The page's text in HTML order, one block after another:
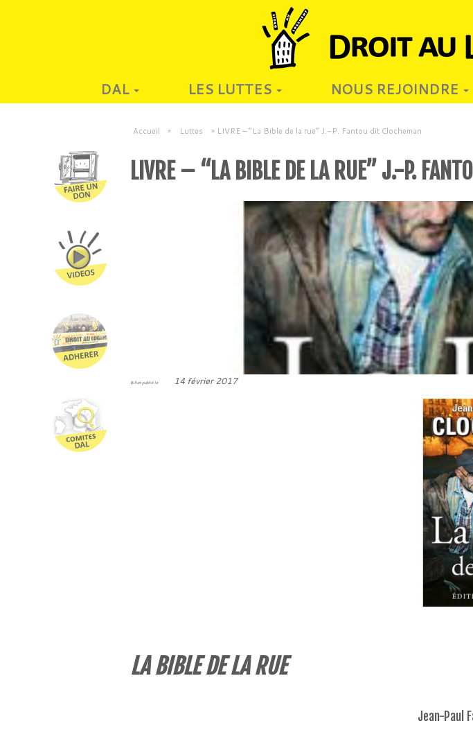
DAL LES LUTTES NOUS REJOINDRE
Accueil » Luttes » LIVRE – “La Bible de la rue” J.-P. Fantou dit Clocheman
LIVRE – “LA BIBLE DE LA RUE” J.-P.
Billet publié le 14 février 2017
LA BIBLE DE LA RUE
Jean-Paul